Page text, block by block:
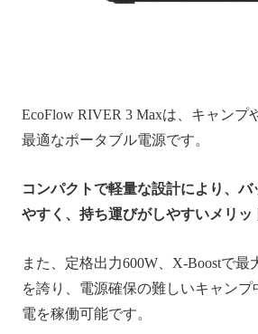
EcoFlow RIVER 3 Maxは、キャンプ
最適なポータブル電源です。
コンパクトで軽量な設計により、バ
やすく、持ち運びがしやすいメリッ
また、定格出力600W、X-Boostで最
を誇り、電源確保の難しいキャン
電を稼働可能です。